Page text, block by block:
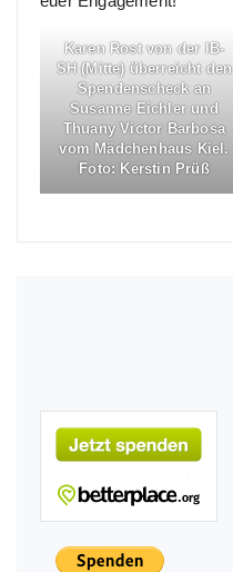
Karen Rost von der IB-
SH (Mitte) überreicht den
Spendenscheck an
Susanne Eichler und
Thuany Victor Barbosa
vom Mädchenhaus Kiel.
Foto: Kerstin Prüß